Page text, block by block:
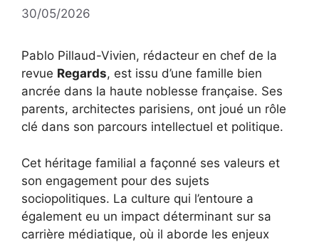
30/05/2026
Pablo Pillaud-Vivien, rédacteur en chef de la
revue Regards, est issu d’une famille bien
ancrée dans la haute noblesse française. Ses
parents, architectes parisiens, ont joué un rôle
clé dans son parcours intellectuel et politique.
Cet héritage familial a façonné ses valeurs et
son engagement pour des sujets
sociopolitiques. La culture qui l’entoure a
également eu un impact déterminant sur sa
carrière médiatique, où il aborde les enjeux